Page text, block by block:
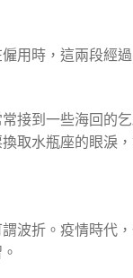
時，這兩段經過
到一些海回的乞
取水瓶座的眼淚
折。疫情時代，